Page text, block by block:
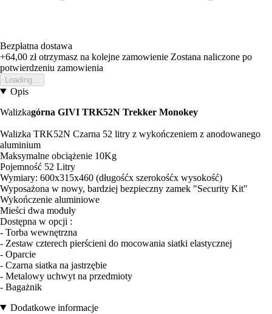
Bezpłatna dostawa
+64,00 złotrzymasz na kolejne zamowienie Zostana naliczone po
potwierdzeniu zamowienia
Loading...
Opis
Walizkagórna GIVI TRK52N Trekker Monokey
Walizka TRK52N Czarna 52 litry z wykończeniem z anodowanego
aluminium
Maksymalne obciążenie 10Kg
Pojemność 52 Litry
Wymiary: 600x315x460 (długośćx szerokośćx wysokość)
Wyposażona w nowy, bardziej bezpieczny zamek "Security Kit"
Wykończenie aluminiowe
Mieści dwa moduły
Dostępna w opcji :
- Torba wewnętrzna
- Zestaw czterech pierścieni do mocowania siatki elastycznej
- Oparcie
- Czarna siatka na jastrzębie
- Metalowy uchwyt na przedmioty
- Bagażnik
Dodatkowe informacje